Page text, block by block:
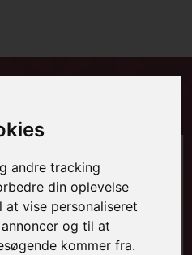
andre tracking
din oplevelse
vise personaliseret
og til at
kommer fra.